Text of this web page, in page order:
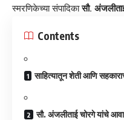
स्मरणिकेच्या संपादिकासौ.
Contents
​साहित्यातून शेती आणि
​सौ. अंजलीताई चोरगे यांचे